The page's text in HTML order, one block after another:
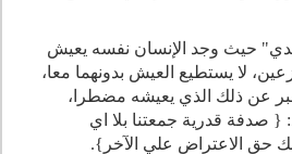
حيث وجد الإنسان نفسه يعيش
لا يستطيع العيش بدونهما معا،
عن ذلك الذي يعيشه مضطرا،
صدفة قدرية جمعتنا بلا اي
حق الاعتراض علي الآخر}.